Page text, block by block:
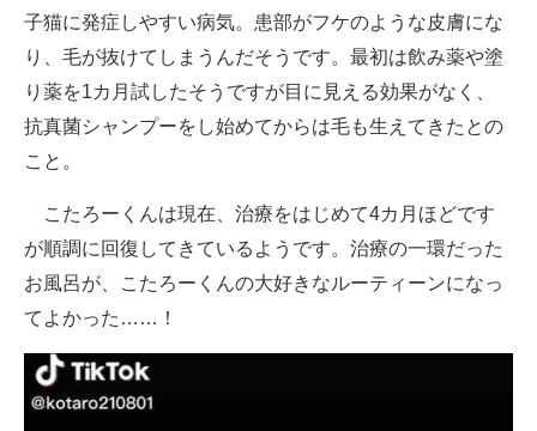
子猫に発症しやすい病気。患部がフケのような皮膚にな
り、毛が抜けてしまうんだそうです。最初は飲み薬や塗
り薬を1カ月試したそうですが目に見える効果がなく、
抗真菌シャンプーをし始めてからは毛も生えてきたとの
こと。
こたろーくんは現在、治療をはじめて4カ月ほどです
が順調に回復してきているようです。治療の一環だった
お風呂が、こたろーくんの大好きなルーティーンになっ
てよかった……！